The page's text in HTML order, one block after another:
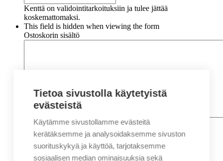
Kenttä on validointitarkoituksiin ja tulee jättää
koskemattomaksi.
This field is hidden when viewing the form
Ostoskorin sisältö
Nimi*
Etunimi
Sukunimi
Tietoa sivustolla käytetyistä
evästeistä
Käytämme sivustollamme evästeitä
kerätäksemme ja analysoidaksemme sivuston
suorituskykyä ja käyttöä, tarjotaksemme
sosiaalisen median ominaisuuksia sekä